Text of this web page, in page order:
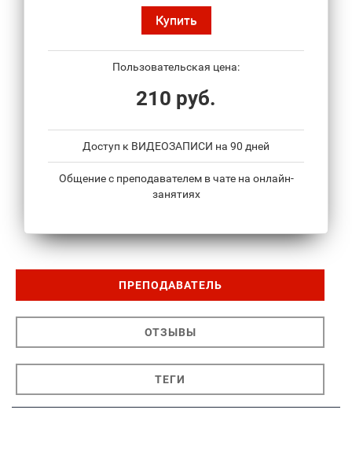
Купить
Пользовательская цена:
210 руб.
Доступ к ВИДЕОЗАПИСИ на 90 дней
Общение с преподавателем в чате на онлайн-
занятиях
ПРЕПОДАВАТЕЛЬ
ОТЗЫВЫ
ТЕГИ